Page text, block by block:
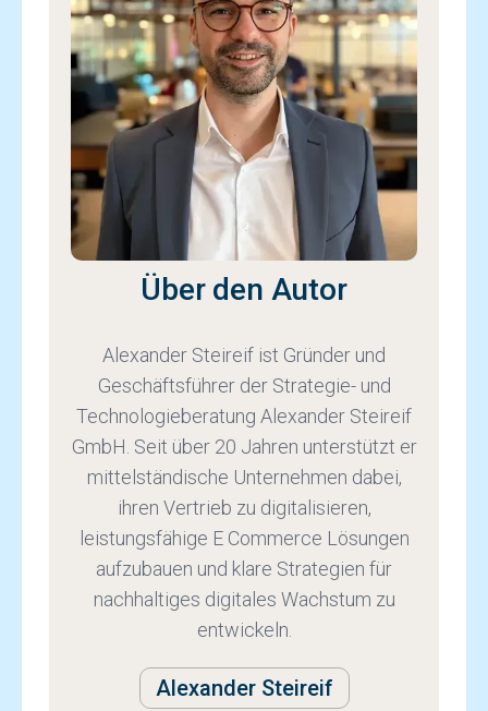
Über den Autor
Alexander Steireif ist Gründer und
Geschäftsführer der Strategie- und
Technologieberatung Alexander Steireif
GmbH. Seit über 20 Jahren unterstützt er
mittelständische Unternehmen dabei,
ihren Vertrieb zu digitalisieren,
leistungsfähige E Commerce Lösungen
aufzubauen und klare Strategien für
nachhaltiges digitales Wachstum zu
entwickeln.
Alexander Steireif